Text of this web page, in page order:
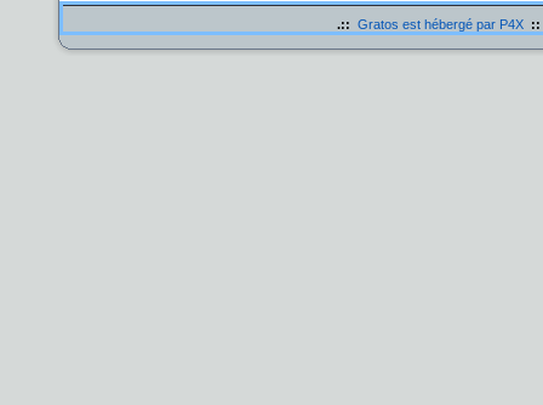
.:: Gratos est hébergé par P4X ::